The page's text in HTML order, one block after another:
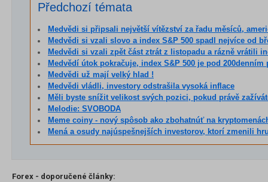
Předchozí témata
Medvědi si připsali největší vítězství za řadu měsíců, americké akcie
Medvědi si vzali slovo a index S&P 500 spadl nejvíce od
Medvědi si vzali zpět část ztrát z listopadu a rázně vrátili index S&P
Medvědí útok pokračuje, index S&P 500 je pod 200denním
Medvědi už mají velký hlad !
Medvědi vládli, investory odstrašila vysoká inflace
Měli byste snížit velikost svých pozici, pokud právě zažíváte
Melodie: SVOBODA
Meme coiny - nový spôsob ako zbohatnúť na
Mená a osudy najúspešnejších investorov, ktorí zmenili
Forex - doporučené články: